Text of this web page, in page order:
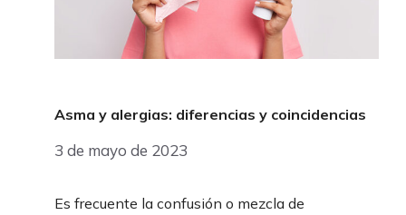
Asma y alergias: diferencias y coincidencias
3 de mayo de 2023
Es frecuente la confusión o mezcla de